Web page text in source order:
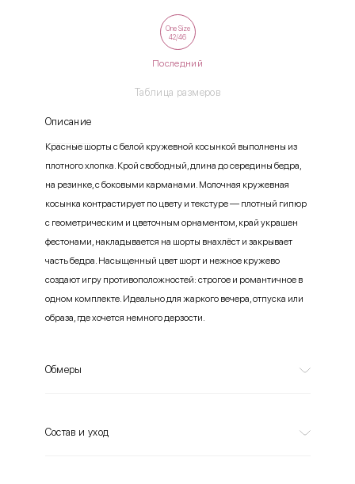
Таблица размеров
One Size
42/46
Последний
Описание
Красные шорты с белой кружевной косынкой выполнены из
плотного хлопка. Крой свободный, длина до середины бедра,
на резинке, с боковыми карманами. Молочная кружевная
косынка контрастирует по цвету и текстуре — плотный гипюр
с геометрическим и цветочным орнаментом, край украшен
фестонами, накладывается на шорты внахлёст и закрывает
часть бедра. Насыщенный цвет шорт и нежное кружево
создают игру противоположностей: строгое и романтичное в
одном комплекте. Идеально для жаркого вечера, отпуска или
образа, где хочется немного дерзости.
Обмеры
Состав и уход